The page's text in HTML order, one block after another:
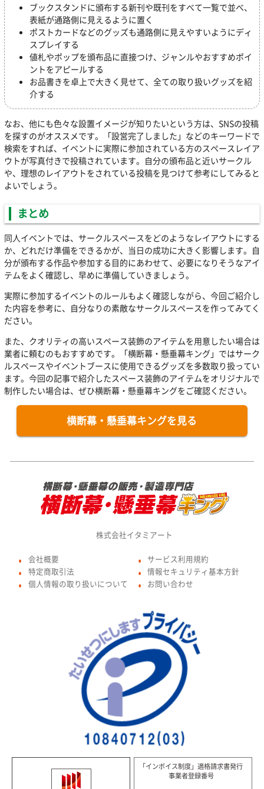
ブックスタンドに頒布する新刊や既刊をすべて一覧で並べ、
表紙が通路側に見えるように置く
ポストカードなどのグッズも通路側に見えやすいようにディ
スプレイする
値札やポップを頒布品に直接つけ、ジャンルやおすすめポイ
ントをアピールする
お品書きを卓上で大きく見せて、全ての取り扱いグッズを紹
介する
なお、他にも色々な設置イメージが知りたいという方は、SNSの投稿
を探すのがオススメです。「設営完了しました」などのキーワードで
検索をすれば、イベントに実際に参加されている方のスペースレイア
ウトが写真付きで投稿されています。自分の頒布品と近いサークル
や、理想のレイアウトをされている投稿を見つけて参考にしてみると
よいでしょう。
まとめ
同人イベントでは、サークルスペースをどのようなレイアウトにする
か、どれだけ準備をできるかが、当日の成功に大きく影響します。自
分が頒布する作品や参加する目的にあわせて、必要になりそうなアイ
テムをよく確認し、早めに準備していきましょう。
実際に参加するイベントのルールもよく確認しながら、今回ご紹介し
た内容を参考に、自分なりの素敵なサークルスペースを作ってみてく
ださい。
また、クオリティの高いスペース装飾のアイテムを用意したい場合は
業者に頼むのもおすすめです。「横断幕・懸垂幕キング」ではサーク
ルスペースやイベントブースに使用できるグッズを多数取り扱ってい
ます。今回の記事で紹介したスペース装飾のアイテムをオリジナルで
制作したい場合は、ぜひ横断幕・懸垂幕キングをご確認ください。
横断幕・懸垂幕キングを見る
株式会社イタミアート
● 会社概要
● 特定商取引法
● 個人情報の取り扱いについて
● サービス利用規約
● 情報セキュリティ基本方針
● お問い合わせ
「インボイス制度」適格請求書発行
事業者登録番号